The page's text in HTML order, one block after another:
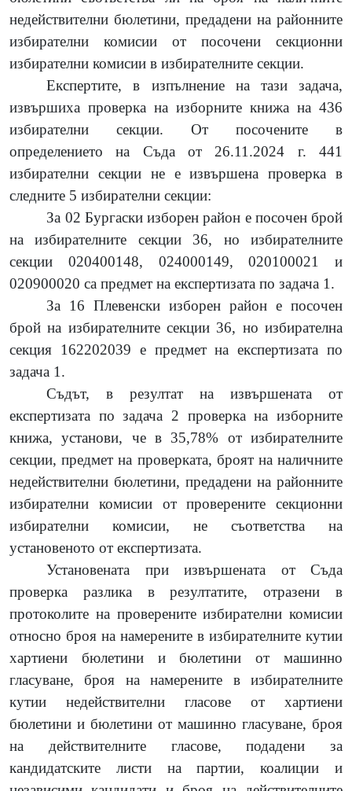
недействителни бюлетини, предадени на районните
избирателни комисии от посочени секционни
избирателни комисии в избирателните секции.
Експертите, в изпълнение на тази задача,
извършиха проверка на изборните книжа на 436
избирателни секции. От посочените в
определението на Съда от 26.11.2024 г. 441
избирателни секции не е извършена проверка в
следните 5 избирателни секции:
За 02 Бургаски изборен район е посочен брой
на избирателните секции 36, но избирателните
секции 020400148, 024000149, 020100021 и
020900020 са предмет на експертизата по задача 1.
За 16 Плевенски изборен район е посочен
брой на избирателните секции 36, но избирателна
секция 162202039 е предмет на експертизата по
задача 1.
Съдът, в резултат на извършената от
експертизата по задача 2 проверка на изборните
книжа,установи, че в 35,78% от избирателните
секции, предмет на проверката, броят на наличните
недействителни бюлетини, предадени на районните
избирателни комисии от проверените секционни
избирателни комисии, не съответства на
установеното от експертизата.
Установената при извършената от Съда
проверка разлика в резултатите, отразени в
протоколите на проверените избирателни комисии
относно броя на намерените в избирателните кутии
хартиени бюлетини и бюлетини от машинно
гласуване, броя на намерените в избирателните
кутии недействителни гласове от хартиени
бюлетини и бюлетини от машинно гласуване, броя
на действителните гласове, подадени за
кандидатските листи на партии, коалиции и